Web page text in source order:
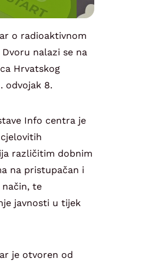
o radioaktivnom
nalazi se na
Hrvatskog
odvojak 8.
Info centra je
različitim dobnim
na pristupačan i
te
javnosti u tijek
je otvoren od